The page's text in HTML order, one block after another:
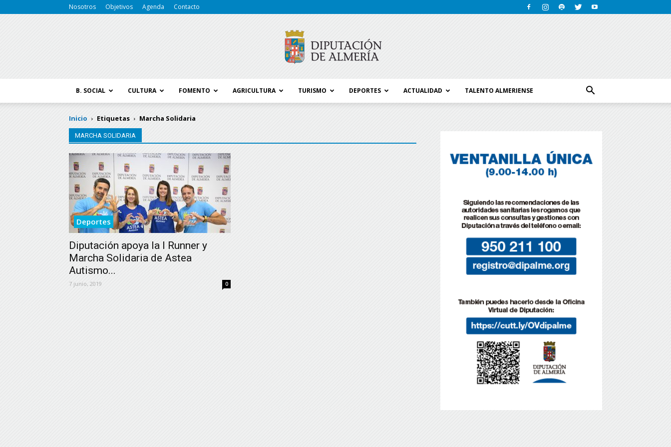
Nosotros Objetivos Agenda Contacto
B. SOCIAL CULTURA FOMENTO AGRICULTURA TURISMO DEPORTES ACTUALIDAD TALENTO ALMERIENSE
Inicio Etiquetas Marcha Solidaria
MARCHA SOLIDARIA
Deportes
Diputación apoya la I Runner y
Marcha Solidaria de Astea
Autismo...
7 junio, 2019 0